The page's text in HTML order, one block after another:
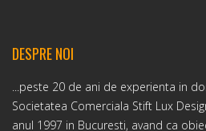
DESPRE NOI
...peste 20 de ani de experienta in
Societatea Comerciala Stift Lux
anul 1997 in Bucuresti, avand ca